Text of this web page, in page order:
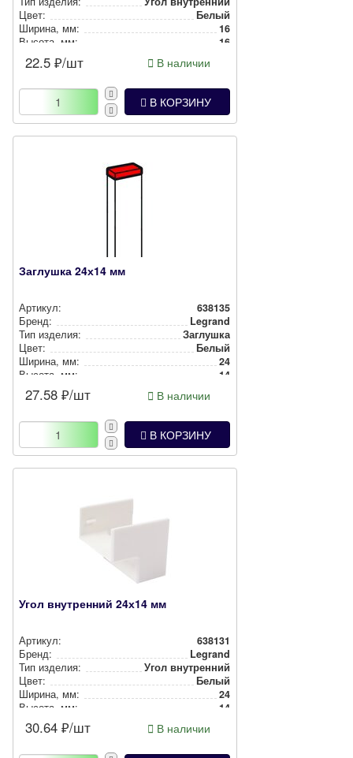
Цвет:
Белый
Ширина, мм:
16
Высота, мм:
16
22.5 ₽/шт В наличии
В КОРЗИНУ
Заглушка 24х14 мм
Артикул:
638135
Бренд:
Legrand
Тип изделия:
Заглушка
Цвет:
Белый
Ширина, мм:
24
Высота, мм:
14
27.58 ₽/шт В наличии
В КОРЗИНУ
Угол внутренний 24х14 мм
Артикул:
638131
Бренд:
Legrand
Тип изделия:
Угол внутренний
Цвет:
Белый
Ширина, мм:
24
Высота, мм:
14
30.64 ₽/шт В наличии